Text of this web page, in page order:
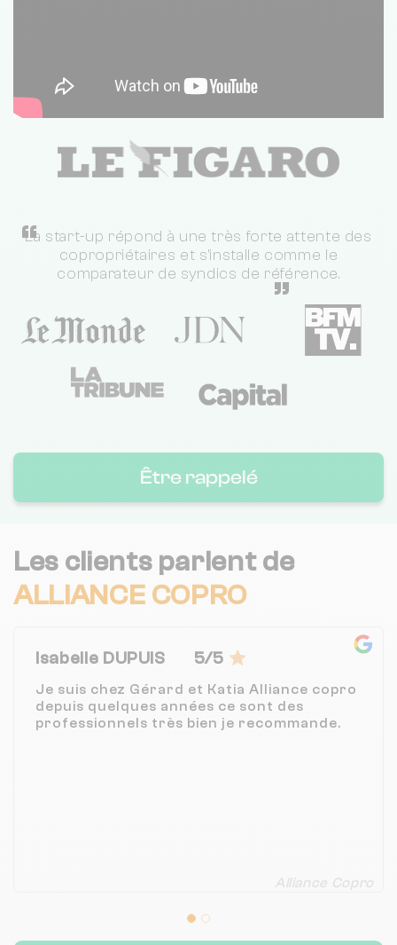
“
La start-up répond à une très forte attente des
copropriétaires et s'installe comme le
comparateur de syndics de référence.
”
Être rappelé
Les clients parlent de
ALLIANCE COPRO
Isabelle DUPUIS 5/5
Je suis chez Gérard et Katia Alliance copro
depuis quelques années ce sont des
professionnels très bien je recommande.
Alliance Copro